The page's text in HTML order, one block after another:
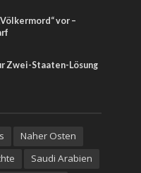
vor –
Zwei-Staaten-Lösung
Naher Osten
Saudi Arabien